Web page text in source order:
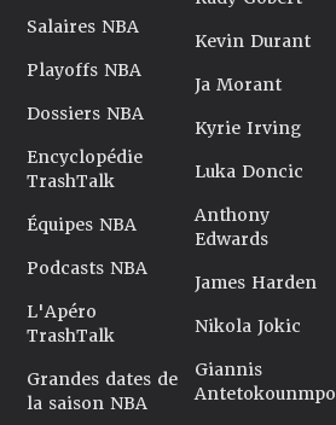
Salaires NBA
Playoffs NBA
Dossiers NBA
Encyclopédie
TrashTalk
Équipes NBA
Podcasts NBA
L'Apéro
TrashTalk
Grandes dates de
la saison NBA
Kevin Durant
Ja Morant
Kyrie Irving
Luka Doncic
Anthony
Edwards
James Harden
Nikola Jokic
Giannis
Antetokounmpo